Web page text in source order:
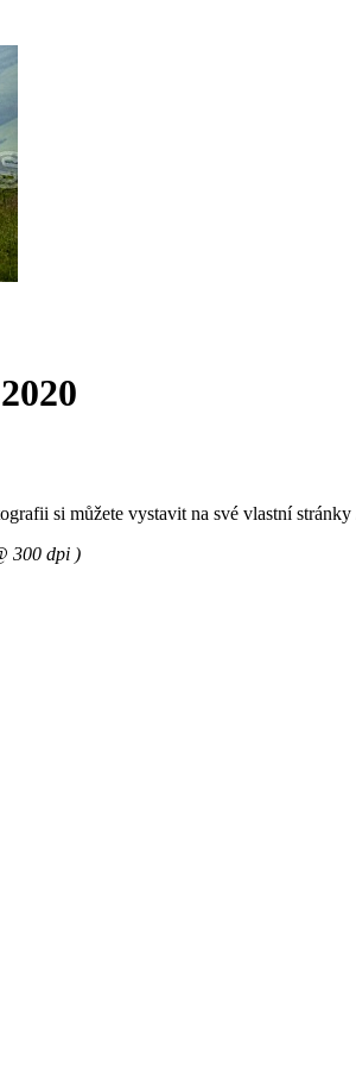
si můžete vystavit na své vlastní
300 dpi )